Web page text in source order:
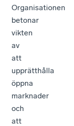
Organisationen
betonar
vikten
av
att
upprätthålla
öppna
marknader
och
att